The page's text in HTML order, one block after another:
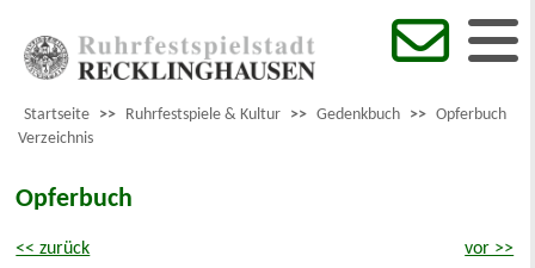
Startseite >> Ruhrfestspiele & Kultur >> Gedenkbuch >> Opferbuch
Verzeichnis
Opferbuch
<< zurück vor >>